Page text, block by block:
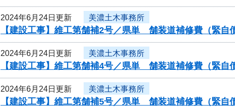
2024年6月24日更新 美濃土木事務所
【建設工事】維工第舗補2号／県単 舗装道補修費（緊自
2024年6月24日更新 美濃土木事務所
【建設工事】維工第舗補4号／県単 舗装道補修費（緊自
2024年6月24日更新 美濃土木事務所
【建設工事】維工第舗補5号／県単 舗装道補修費（緊自